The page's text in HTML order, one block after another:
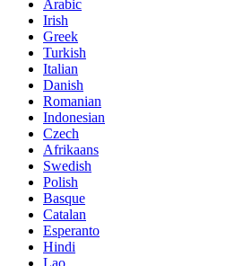
Arabic
Irish
Greek
Turkish
Italian
Danish
Romanian
Indonesian
Czech
Afrikaans
Swedish
Polish
Basque
Catalan
Esperanto
Hindi
Lao